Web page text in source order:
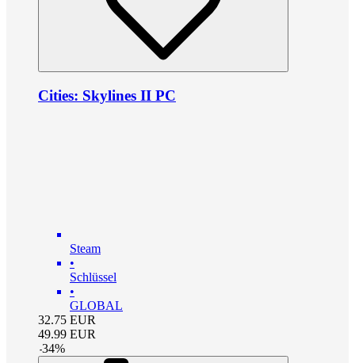
Cities: Skylines II PC
Steam
•
Schlüssel
•
GLOBAL
32.75 EUR
49.99 EUR
-34%